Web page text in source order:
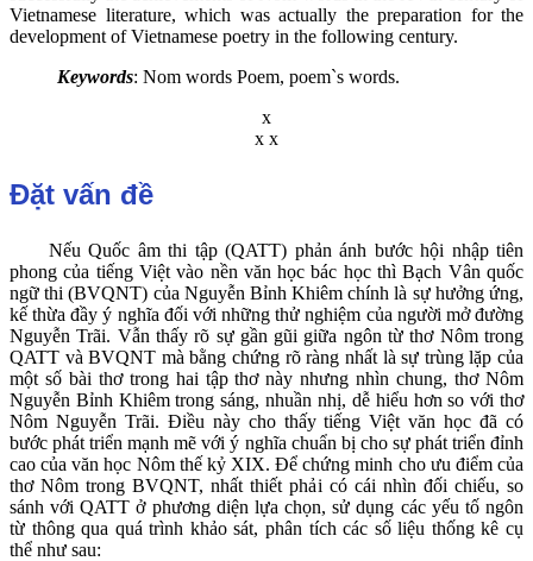
Vietnamese literature, which was actually the preparation for the
development of Vietnamese poetry in the following century.
Keywords: Nom words Poem, poem`s words.
x
x x
Đặt vấn đề
Nếu Quốc âm thi tập (QATT) phản ánh bước hội nhập tiên
phong của tiếng Việt vào nền văn học bác học thì Bạch Vân quốc
ngữ thi (BVQNT) của Nguyễn Bỉnh Khiêm chính là sự hưởng ứng,
kế thừa đầy ý nghĩa đối với những thử nghiệm của người mở đường
Nguyễn Trãi. Vẫn thấy rõ sự gần gũi giữa ngôn từ thơ Nôm trong
QATT và BVQNT mà bằng chứng rõ ràng nhất là sự trùng lặp của
một số bài thơ trong hai tập thơ này nhưng nhìn chung, thơ Nôm
Nguyễn Bỉnh Khiêm trong sáng, nhuần nhị, dễ hiểu hơn so với thơ
Nôm Nguyễn Trãi. Điều này cho thấy tiếng Việt văn học đã có
bước phát triển mạnh mẽ với ý nghĩa chuẩn bị cho sự phát triển đỉnh
cao của văn học Nôm thế kỷ XIX. Để chứng minh cho ưu điểm của
thơ Nôm trong BVQNT, nhất thiết phải có cái nhìn đối chiếu, so
sánh với QATT ở phương diện lựa chọn, sử dụng các yếu tố ngôn
từ thông qua quá trình khảo sát, phân tích các số liệu thống kê cụ
thể như sau: